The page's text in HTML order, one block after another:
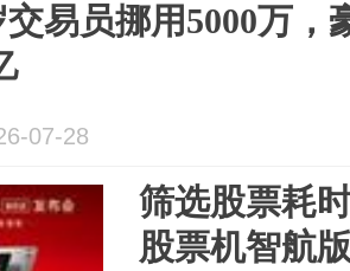
易员挪用5000万，
07-28
筛选股票耗
股票机智航